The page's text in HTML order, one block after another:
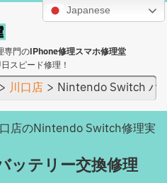
Japanese
専門のiPhone修理スマホ修理堂
スピード修理！
川口店 Nintendo Switch バ
店のNintendo Switch修理実
テリー交換修理